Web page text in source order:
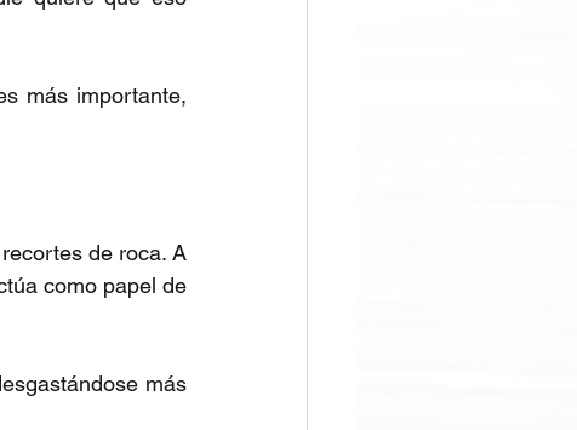
más importante,
de roca. A
como papel de
más